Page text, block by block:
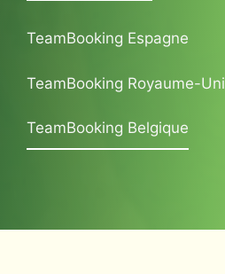
TeamBooking Espagne
TeamBooking Royaume-Uni
TeamBooking Belgique